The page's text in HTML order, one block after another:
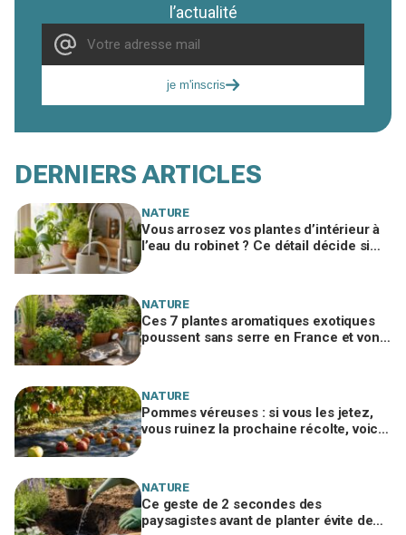
l’actualité
je m'inscris
DERNIERS ARTICLES
NATURE
Vous arrosez vos plantes d’intérieur à
l’eau du robinet ? Ce détail décide si
NATURE
Ces 7 plantes aromatiques exotiques
poussent sans serre en France et vont
NATURE
Pommes véreuses : si vous les jetez,
vous ruinez la prochaine récolte, voici
NATURE
Ce geste de 2 secondes des
paysagistes avant de planter évite de